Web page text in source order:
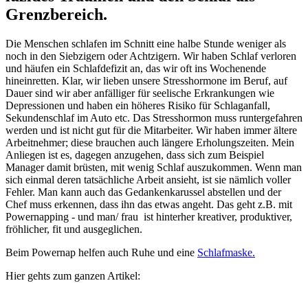
Grenzbereich.
Die Menschen schlafen im Schnitt eine halbe Stunde weniger als
noch in den Siebzigern oder Achtzigern. Wir haben Schlaf verloren
und häufen ein Schlafdefizit an, das wir oft ins Wochenende
hineinretten. Klar, wir lieben unsere Stresshormone im Beruf, auf
Dauer sind wir aber anfälliger für seelische Erkrankungen wie
Depressionen und haben ein höheres Risiko für Schlaganfall,
Sekundenschlaf im Auto etc. Das Stresshormon muss runtergefahren
werden und ist nicht gut für die Mitarbeiter. Wir haben immer ältere
Arbeitnehmer; diese brauchen auch längere Erholungszeiten. Mein
Anliegen ist es, dagegen anzugehen, dass sich zum Beispiel
Manager damit brüsten, mit wenig Schlaf auszukommen. Wenn man
sich einmal deren tatsächliche Arbeit ansieht, ist sie nämlich voller
Fehler. Man kann auch das Gedankenkarussel abstellen und der
Chef muss erkennen, dass ihn das etwas angeht. Das geht z.B. mit
Powernapping - und man/ frau ist hinterher kreativer, produktiver,
fröhlicher, fit und ausgeglichen.
Beim Powernap helfen auch Ruhe und eine Schlafmaske.
Hier gehts zum ganzen Artikel: